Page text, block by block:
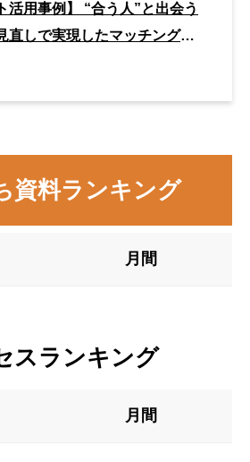
活用事例】 “合う人”と出会う
直しで実現したマッチング改
資料ランキング
月間
スランキング
月間